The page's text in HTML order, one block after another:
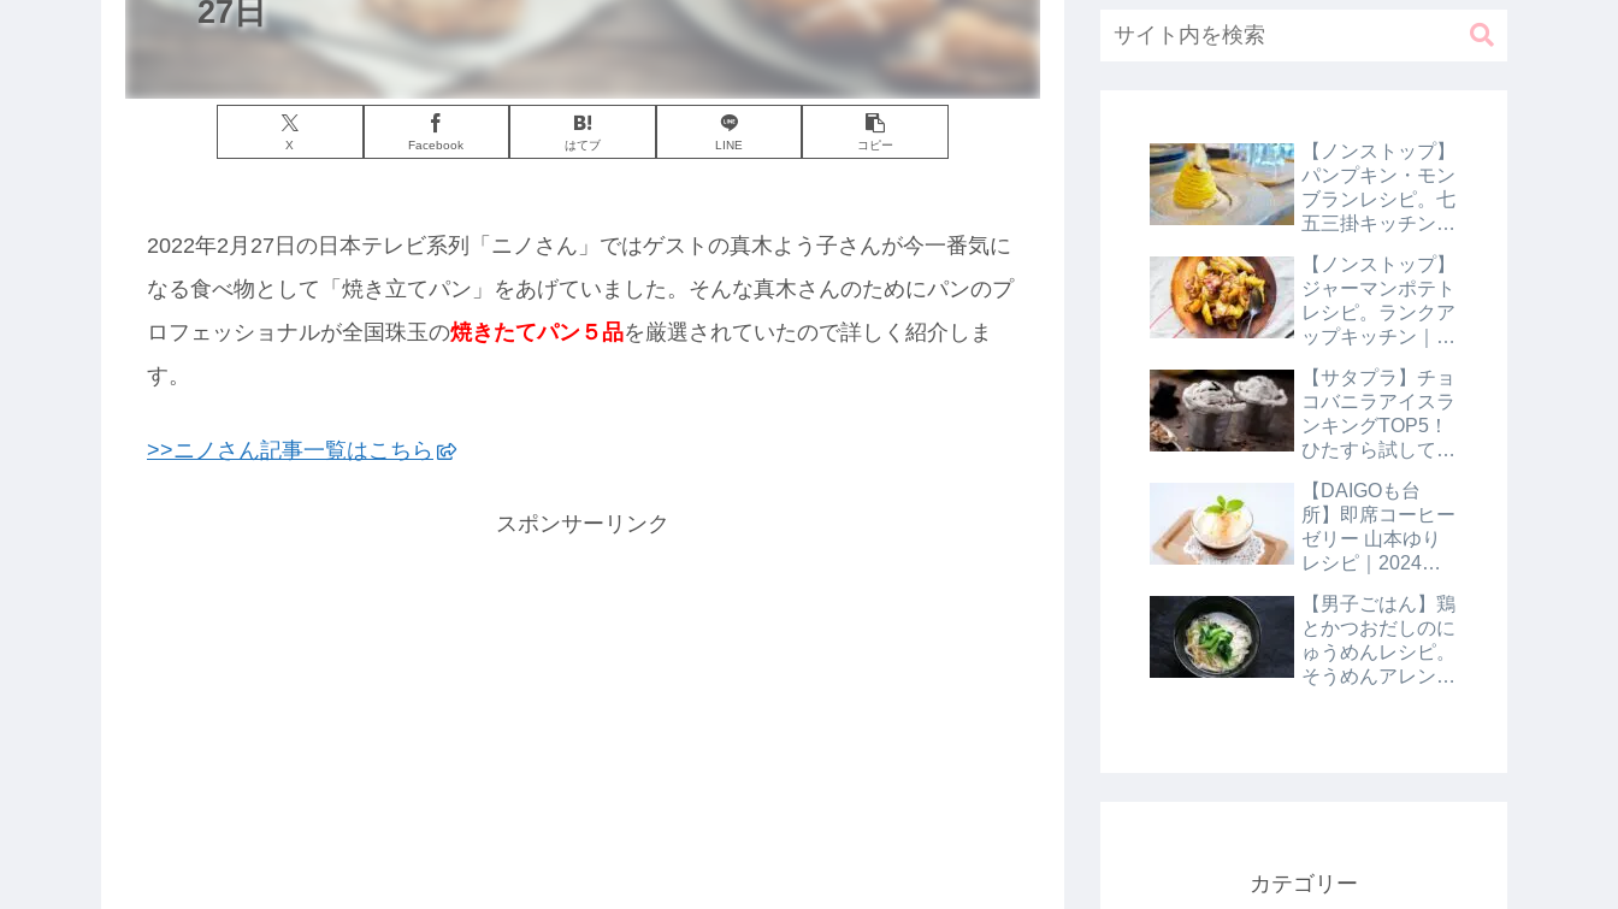
27日
X Facebook はてブ LINE コピー
2022年2月27日の日本テレビ系列「ニノさん」ではゲストの真木よう子さんが今一番気に
なる食べ物として「焼き立てパン」をあげていました。そんな真木さんのためにパンのプ
ロフェッショナルが全国珠玉の焼きたてパン５品を厳選されていたので詳しく紹介しま
す。
>>ニノさん記事一覧はこちら
スポンサーリンク
【ノンストップ】
パンプキン・モン
ブランレシピ。七
五三掛キッチン｜
【ノンストップ】
ジャーマンポテト
レシピ。ランクア
ップキッチン｜10
【サタプラ】チョ
コバニラアイスラ
ンキングTOP5！
ひたすら試してラ
日【サタデープラ
ス】
【DAIGOも台
所】即席コーヒー
ゼリー 山本ゆり
レシピ｜2024年8
【男子ごはん】鶏
とかつおだしのに
ゅうめんレシピ。
そうめんアレンジ
カテゴリー